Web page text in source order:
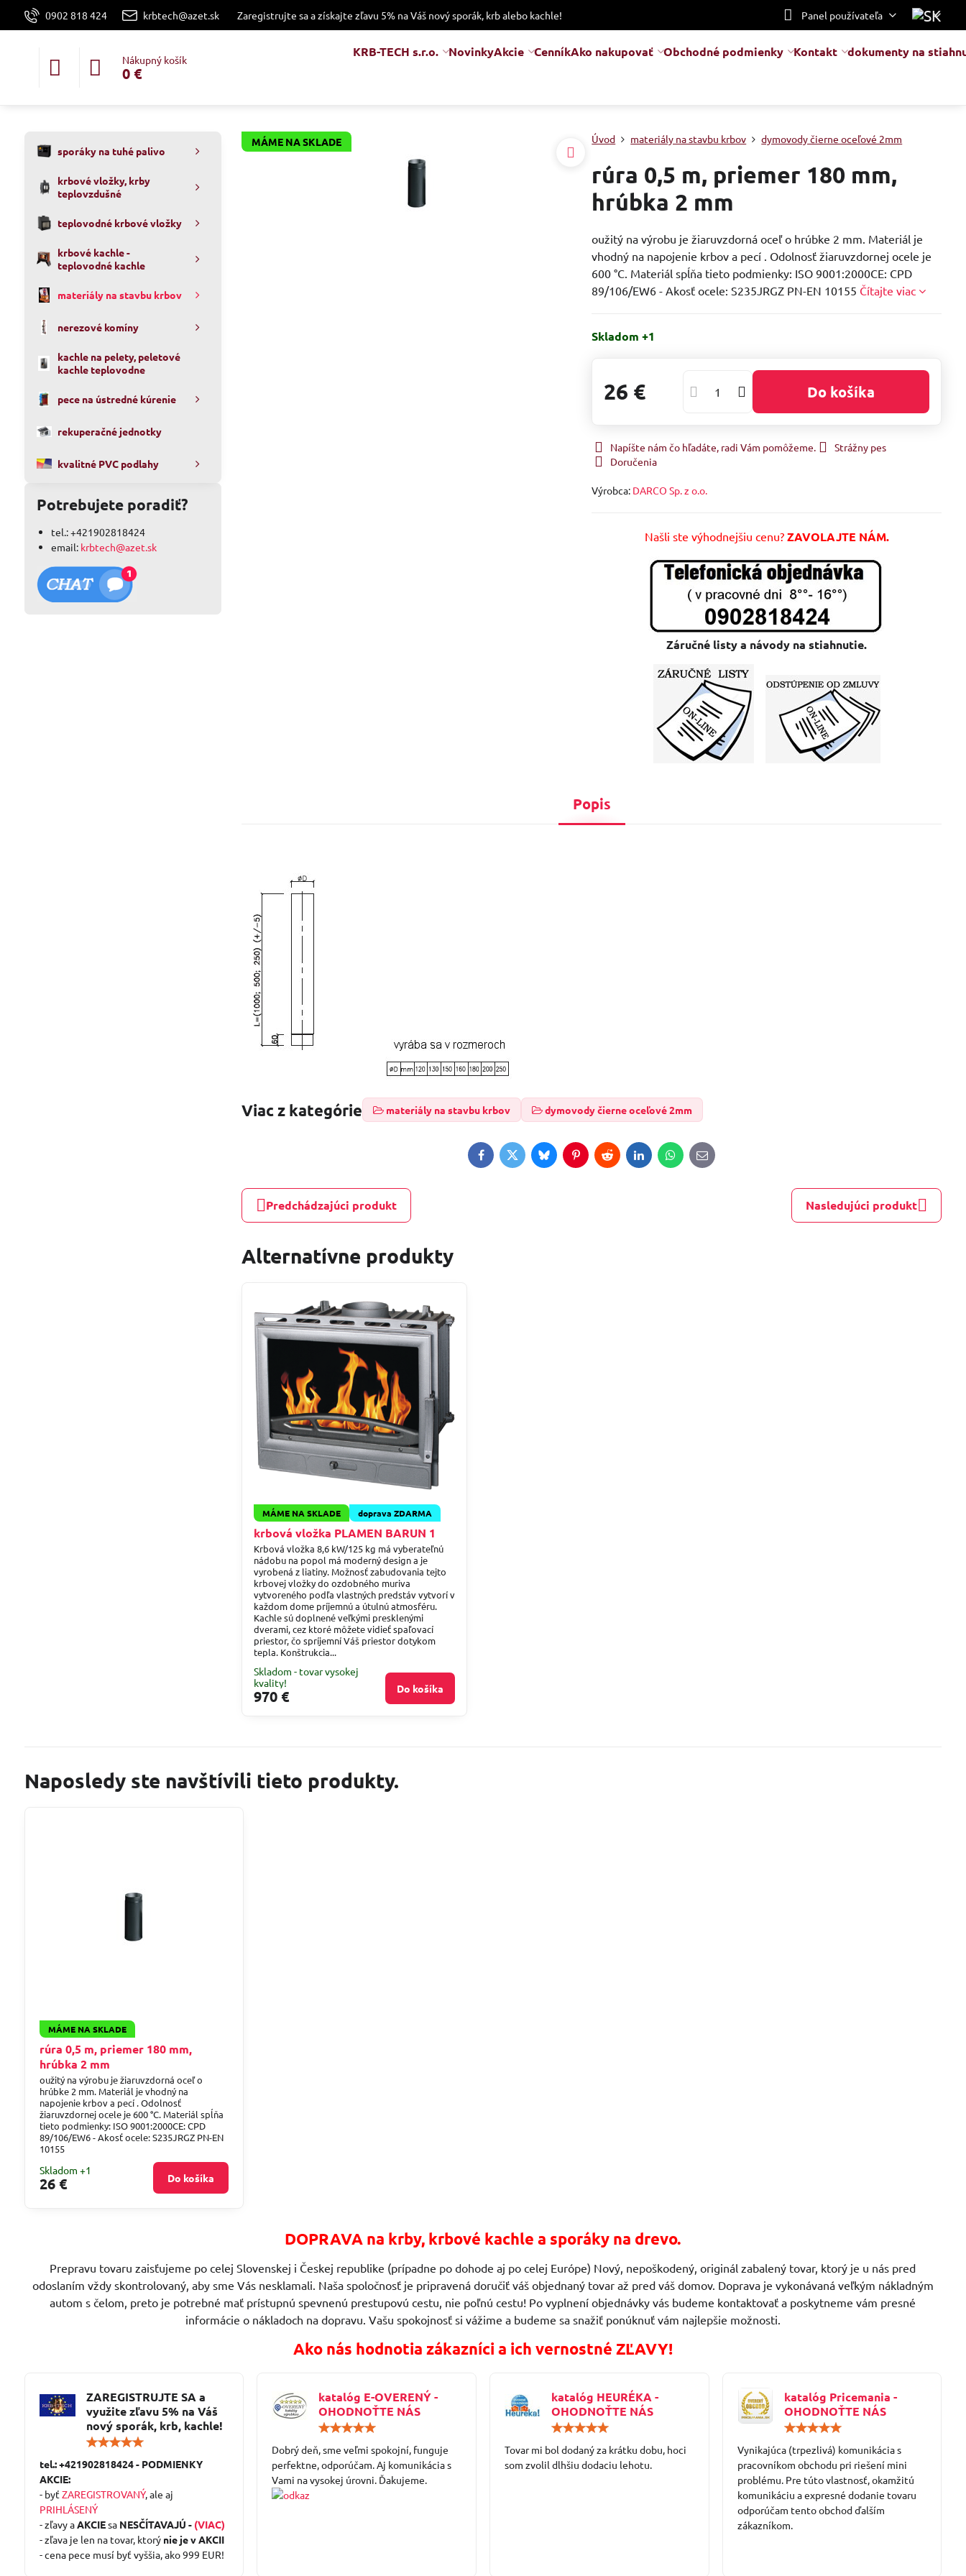
0902 818 424 krbtech@azet.sk Zaregistrujte sa a získajte zľavu 5% na Váš nový sporák, krb alebo kachle! Panel používateľa
Nákupný košík
0 €
KRB-TECH s.r.o. NovinkyAkcie CenníkAko nakupovať Obchodné podmienky Kontakt dokumenty na
MÁME NA SKLADE Úvod materiály na stavbu krbov dymovody čierne oceľové 2mm
rúra 0,5 m, priemer 180 mm,
hrúbka 2 mm
oužitý na výrobu je žiaruvzdorná oceľ o hrúbke 2 mm. Materiál je
vhodný na napojenie krbov a pecí . Odolnosť žiaruvzdornej ocele je
600 °C. Materiál spĺňa tieto podmienky: ISO 9001:2000CE: CPD
89/106/EW6 - Akosť ocele: S235JRGZ PN-EN 10155 Čítajte viac
Skladom +1
26 € Do košíka
Napíšte nám čo hľadáte, radi Vám pomôžeme.
Strážny pes
Doručenia
Výrobca: DARCO Sp. z o.o.
Našli ste výhodnejšiu cenu? ZAVOLAJTE NÁM.
Záručné listy a návody na stiahnutie.
Popis
Viac z kategórie materiály na stavbu krbov dymovody čierne oceľové 2mm
FacebookTwitterBlueskyPinterestRedditLinkedInWhatsApp
E-
mail
Predchádzajúci produkt Nasledujúci produkt
Alternatívne produkty
MÁME NA SKLADE doprava ZDARMA
krbová vložka PLAMEN BARUN 1
Krbová vložka 8,6 kW/125 kg má vyberateľnú
nádobu na popol má moderný design a je
vyrobená z liatiny. Možnosť zabudovania tejto
krbovej vložky do ozdobného muriva
vytvoreného podľa vlastných predstáv vytvorí v
každom dome príjemnú a útulnú atmosféru.
Kachle sú doplnené veľkými presklenými
dverami, cez ktoré môžete vidieť spaľovací
priestor, čo spríjemní Váš priestor dotykom
tepla. Konštrukcia...
Skladom - tovar vysokej
kvality!
970 € Do košíka
sporáky na tuhé palivo
krbové vložky, krby
teplovzdušné
teplovodné krbové vložky
krbové kachle -
teplovodné kachle
materiály na stavbu krbov
nerezové komíny
kachle na pelety, peletové
kachle teplovodne
pece na ústredné kúrenie
rekuperačné jednotky
kvalitné PVC podlahy
Potrebujete poradiť?
tel.: +421902818424
email: krbtech@azet.sk
Naposledy ste navštívili tieto produkty.
MÁME NA SKLADE
rúra 0,5 m, priemer 180 mm,
hrúbka 2 mm
oužitý na výrobu je žiaruvzdorná oceľ o
hrúbke 2 mm. Materiál je vhodný na
napojenie krbov a pecí . Odolnosť
žiaruvzdornej ocele je 600 °C. Materiál spĺňa
tieto podmienky: ISO 9001:2000CE: CPD
89/106/EW6 - Akosť ocele: S235JRGZ PN-EN
10155
Skladom +1
26 € Do košíka
DOPRAVA na krby, krbové kachle a sporáky na drevo.
Prepravu tovaru zaisťujeme po celej Slovenskej i Českej republike (prípadne po dohode aj po celej Európe) Nový, nepoškodený, originál zabalený tovar, ktorý je u nás pred
odoslaním vždy skontrolovaný, aby sme Vás nesklamali. Naša spoločnosť je pripravená doručiť váš objednaný tovar až pred váš domov. Doprava je vykonávaná veľkým nákladným
autom s čelom, preto je potrebné mať prístupnú spevnenú prestupovú cestu, nie poľnú cestu! Po vyplnení objednávky vás budeme kontaktovať a poskytneme vám presné
informácie o nákladoch na dopravu. Vašu spokojnosť si vážime a budeme sa snažiť ponúknuť vám najlepšie možnosti.
Ako nás hodnotia zákazníci a ich vernostné ZĽAVY!
ZAREGISTRUJTE SA a
využite zľavu 5% na Váš
nový sporák, krb, kachle!
/
tel.: +421902818424 - PODMIENKY
AKCIE:
- byť ZAREGISTROVANÝ, ale aj
PRIHLÁSENÝ
- zľavy aAKCIEsa NESČÍTAVAJÚ - (VIAC)
- zľava je len na tovar, ktorý nie je v AKCII
- cena pece musí byť vyššia, ako 999 EUR!
katalóg E-OVERENÝ -
OHODNOŤTE NÁS
/
5
Dobrý deň, sme veľmi spokojní, funguje
perfektne, odporúčam. Aj komunikácia s
Vami na vysokej úrovni. Ďakujeme.
katalóg HEURÉKA -
OHODNOŤTE NÁS
/
5
Tovar mi bol dodaný za krátku dobu, hoci
som zvolil dlhšiu dodaciu lehotu.
katalóg Pricemania -
OHODNOŤTE NÁS
/
5
Vynikajúca (trpezlivá) komunikácia s
pracovníkom obchodu pri riešení mini
problému. Pre túto vlastnosť, okamžitú
komunikáciu a expresné dodanie tovaru
odporúčam tento obchod ďalším
zákazníkom.